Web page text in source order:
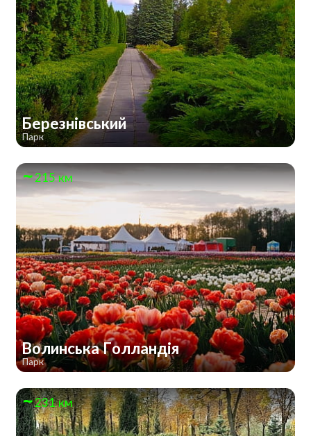
Березнівський
Парк
215 км
Волинська Голландія
Парк
231 км